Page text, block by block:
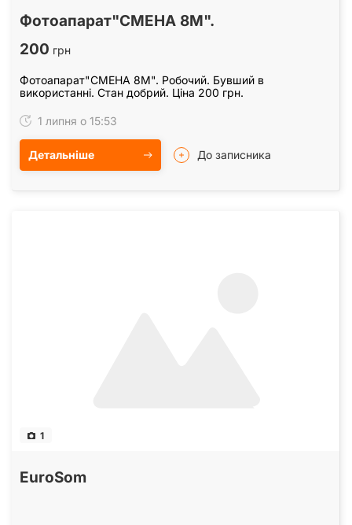
Фотоапарат"СМЕНА 8М".
200 грн
Фотоапарат"СМЕНА 8М". Робочий. Бувший в
використанні. Стан добрий. Ціна 200 грн.
1 липня о 15:53
Детальніше До записника
1
ЕuroSom